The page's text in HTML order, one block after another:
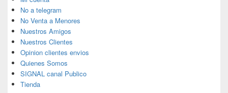
No a telegram
No Venta a Menores
Nuestros Amigos
Nuestros Clientes
Opinion clientes envios
Quienes Somos
SIGNAL canal Publico
Tienda